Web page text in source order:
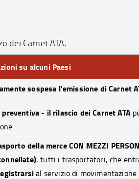
dei Carnet ATA.
su alcuni Paesi
sospesa l'emissione di Carnet
- il rilascio dei Carnet ATA
della merce CON MEZZI
, tutti i trasportatori, che
al servizio di movimentazione